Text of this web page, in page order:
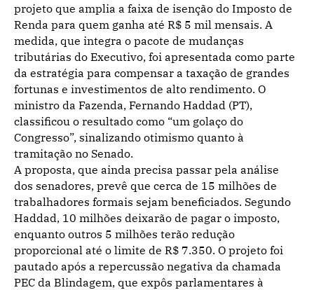
projeto que amplia a faixa de isenção do Imposto de
Renda para quem ganha até R$ 5 mil mensais. A
medida, que integra o pacote de mudanças
tributárias do Executivo, foi apresentada como parte
da estratégia para compensar a taxação de grandes
fortunas e investimentos de alto rendimento. O
ministro da Fazenda, Fernando Haddad (PT),
classificou o resultado como “um golaço do
Congresso”, sinalizando otimismo quanto à
tramitação no Senado.
A proposta, que ainda precisa passar pela análise
dos senadores, prevê que cerca de 15 milhões de
trabalhadores formais sejam beneficiados. Segundo
Haddad, 10 milhões deixarão de pagar o imposto,
enquanto outros 5 milhões terão redução
proporcional até o limite de R$ 7.350. O projeto foi
pautado após a repercussão negativa da chamada
PEC da Blindagem, que expôs parlamentares à